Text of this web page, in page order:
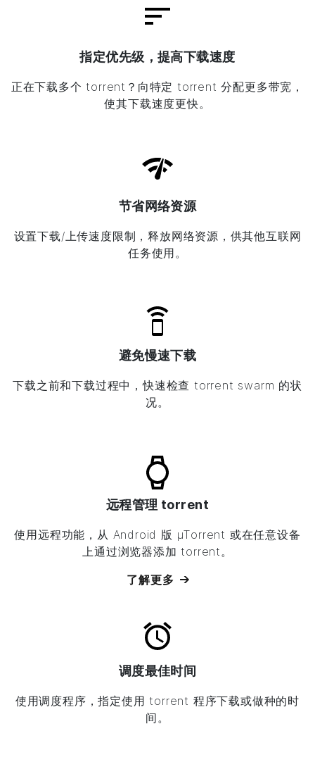
指定优先级，提高下载速度
正在下载多个 torrent？向特定 torrent 分配更多带宽，
使其下载速度更快。
节省网络资源
设置下载/上传速度限制，释放网络资源，供其他互联网
任务使用。
避免慢速下载
下载之前和下载过程中，快速检查 torrent swarm 的状
况。
远程管理 torrent
使用远程功能，从 Android 版 µTorrent 或在任意设备
上通过浏览器添加 torrent。
了解更多
调度最佳时间
使用调度程序，指定使用 torrent 程序下载或做种的时
间。